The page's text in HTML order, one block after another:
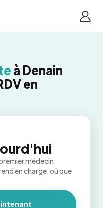
à Denain
en
médecin
en charge, où que